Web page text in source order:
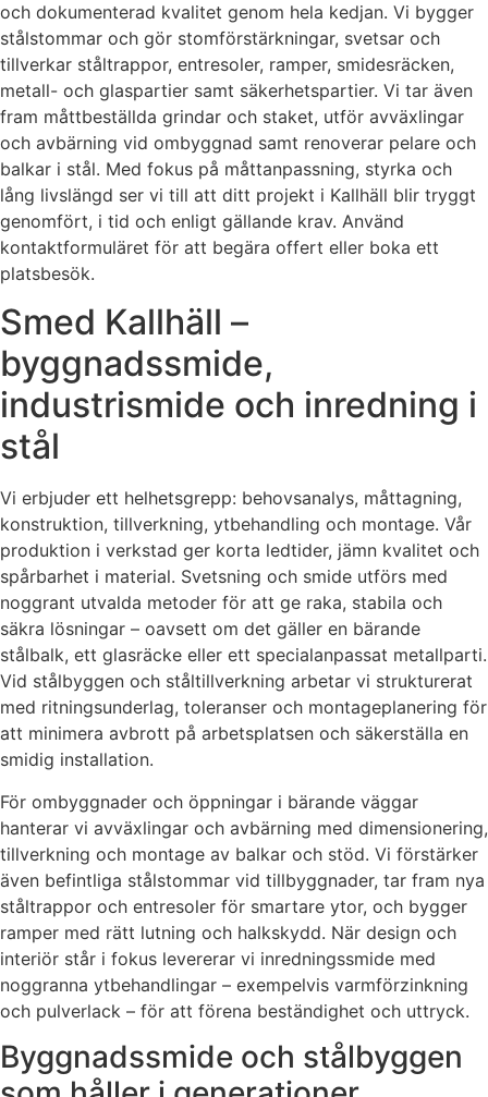
och dokumenterad kvalitet genom hela kedjan. Vi bygger
stålstommar och gör stomförstärkningar, svetsar och
tillverkar ståltrappor, entresoler, ramper, smidesräcken,
metall- och glaspartier samt säkerhetspartier. Vi tar även
fram måttbeställda grindar och staket, utför avväxlingar
och avbärning vid ombyggnad samt renoverar pelare och
balkar i stål. Med fokus på måttanpassning, styrka och
lång livslängd ser vi till att ditt projekt i Kallhäll blir tryggt
genomfört, i tid och enligt gällande krav. Använd
kontaktformuläret för att begära offert eller boka ett
platsbesök.
Smed Kallhäll –
byggnadssmide,
industrismide och inredning i
stål
Vi erbjuder ett helhetsgrepp: behovsanalys, måttagning,
konstruktion, tillverkning, ytbehandling och montage. Vår
produktion i verkstad ger korta ledtider, jämn kvalitet och
spårbarhet i material. Svetsning och smide utförs med
noggrant utvalda metoder för att ge raka, stabila och
säkra lösningar – oavsett om det gäller en bärande
stålbalk, ett glasräcke eller ett specialanpassat metallparti.
Vid stålbyggen och ståltillverkning arbetar vi strukturerat
med ritningsunderlag, toleranser och montageplanering för
att minimera avbrott på arbetsplatsen och säkerställa en
smidig installation.
För ombyggnader och öppningar i bärande väggar
hanterar vi avväxlingar och avbärning med dimensionering,
tillverkning och montage av balkar och stöd. Vi förstärker
även befintliga stålstommar vid tillbyggnader, tar fram nya
ståltrappor och entresoler för smartare ytor, och bygger
ramper med rätt lutning och halkskydd. När design och
interiör står i fokus levererar vi inredningssmide med
noggranna ytbehandlingar – exempelvis varmförzinkning
och pulverlack – för att förena beständighet och uttryck.
Byggnadssmide och stålbyggen